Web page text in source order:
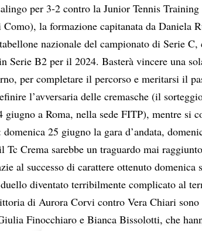
per 3-2 contro la Junior Tennis
la formazione capitanata da Daniela
nazionale del campionato di Serie
Serie B2 per il 2024. Basterà vincere una
per completare il percorso e meritarsi il
l’avversaria delle cremasche (il
giugno a Roma, nella sede FITP), mentre si
25 giugno la gara d’andata,
Tc Crema sarebbe un traguardo mai
al successo di carattere ottenuto
diventato terribilmente complicato al
di Aurora Corvi contro Vera Chiari
Finocchiaro e Bianca Bissolotti, che